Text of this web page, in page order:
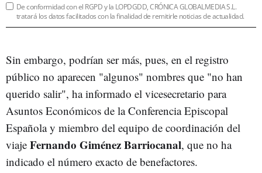
De conformidad con el RGPD y la LOPDGDD, CRÓNICA GLOBALMEDIA S.L.
tratará los datos facilitados con la finalidad de remitirle noticias de actualidad.
Sin embargo, podrían ser más, pues, en el registro
público no aparecen "algunos" nombres que "no han
querido salir", ha informado el vicesecretario para
Asuntos Económicos de la Conferencia Episcopal
Española y miembro del equipo de coordinación del
viaje Fernando Giménez Barriocanal, que no ha
indicado el número exacto de benefactores.